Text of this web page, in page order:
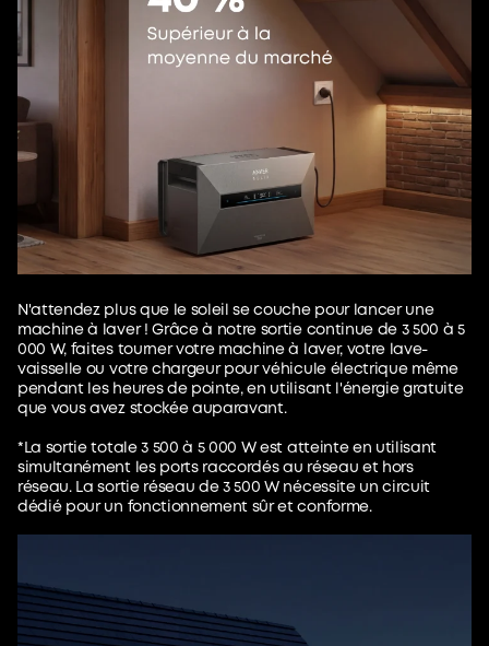
N'attendez plus que le soleil se couche pour lancer une
machine à laver ! Grâce à notre sortie continue de 3 500 à 5
000 W, faites tourner votre machine à laver, votre lave-
vaisselle ou votre chargeur pour véhicule électrique même
pendant les heures de pointe, en utilisant l'énergie gratuite
que vous avez stockée auparavant.
*La sortie totale 3 500 à 5 000 W est atteinte en utilisant
simultanément les ports raccordés au réseau et hors
réseau. La sortie réseau de 3 500 W nécessite un circuit
dédié pour un fonctionnement sûr et conforme.